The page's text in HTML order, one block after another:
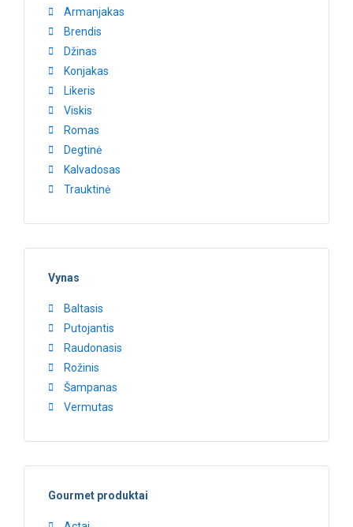
Armanjakas
Brendis
Džinas
Konjakas
Likeris
Viskis
Romas
Degtinė
Kalvadosas
Trauktinė
Vynas
Baltasis
Putojantis
Raudonasis
Rožinis
Šampanas
Vermutas
Gourmet produktai